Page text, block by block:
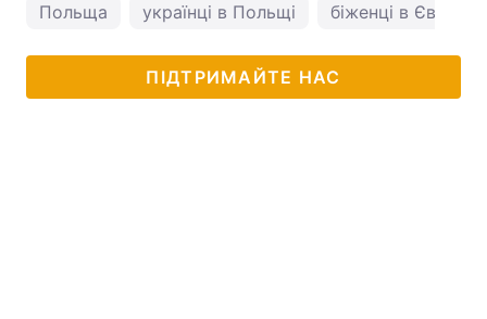
Польща українці в Польщі біженці в Європі
ПІДТРИМАЙТЕ НАС